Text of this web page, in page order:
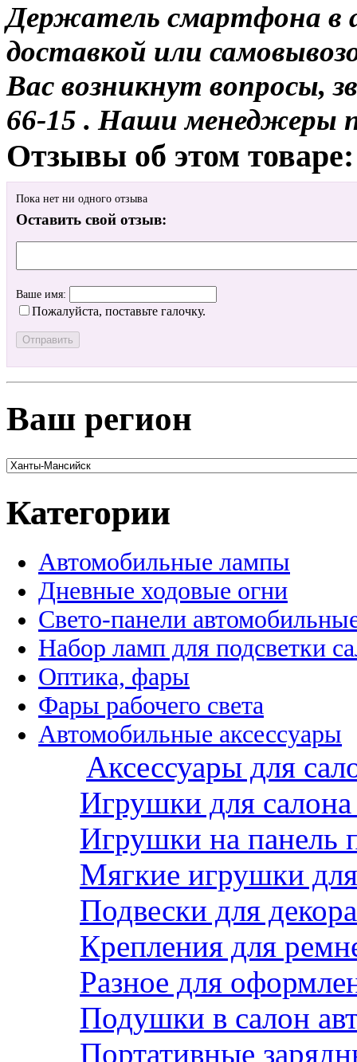
Держатель смартфона в
доставкой или
Вас возникнут вопросы,
66-15 . Наши менеджеры
Отзывы об этом товаре:
Пока нет ни одного отзыва
Оставить свой отзыв:
Ваше имя:
Пожалуйста, поставьте галочку.
Ваш регион
Категории
Автомобильные лампы
Дневные ходовые огни
Свето-панели
Набор ламп для подсветки
Оптика, фары
Фары рабочего света
Автомобильные аксессуары
Аксессуары для
Игрушки для
Игрушки на панель
Мягкие игрушки
Подвески для декора
Крепления для
Разное для
Подушки в салон
Портативные